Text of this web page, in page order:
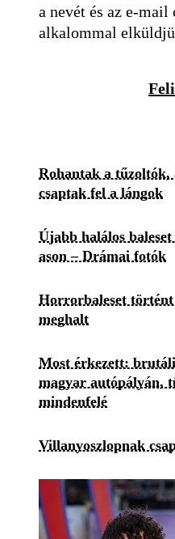
a nevét és az e-
alkalommal
Rohantak a tűzoltók,
csaptak fel a lángok
Újabb halálos
ason – Drámai fotók
Horrorbaleset történt
meghalt
Most érkezett:
magyar autópályán,
mindenfelé
Villanyoszlopnak